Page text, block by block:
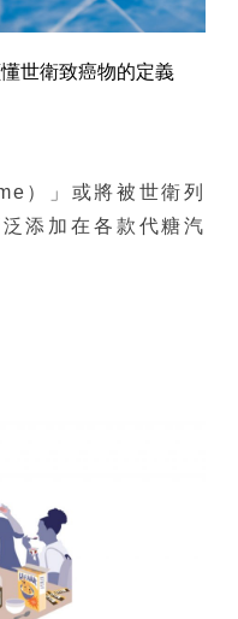
世衛致癌物的定義
）」或將被世衛列
添加在各款代糖汽